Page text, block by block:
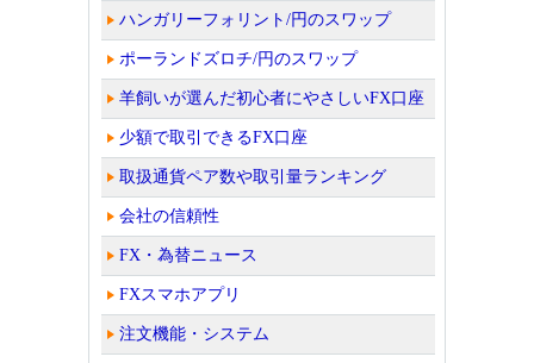
ハンガリーフォリント/円のスワップ
ポーランドズロチ/円のスワップ
羊飼いが選んだ初心者にやさしいFX口座
少額で取引できるFX口座
取扱通貨ペア数や取引量ランキング
会社の信頼性
FX・為替ニュース
FXスマホアプリ
注文機能・システム